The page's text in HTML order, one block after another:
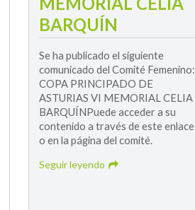
BARQUÍN
Se ha publicado el siguiente
comunicado del Comité Femenino:
COPA PRINCIPADO DE
ASTURIAS VI MEMORIAL CELIA
BARQUÍNPuede acceder a su
contenido a través de este enlace
o en la página del comité.
Seguir leyendo